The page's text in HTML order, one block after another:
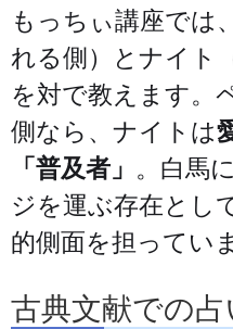
もっちぃ講座では
れる側）とナイト
を対で教えます。
側なら、ナイトは
「普及者」 。白馬
ジを運ぶ存在とし
的側面を担ってい
古典文献での占